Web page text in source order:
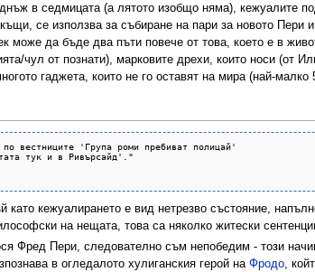
в седмицата (а лятото изобщо няма), кежуалите
се използва за събиране на пари за новото
може да бъде два пъти повече от това, което е в
чул от познати), марковите дрехи, които носи (от
гаджета, които не го оставят на мира (най-
вестниците 'Група роми пребиват полицай'
тук и в Ривърсайд'."
като кежуалирането е вид нетрезво състояние,
на нещата, това са няколко житески
Фред Пери, следователно съм непобедим - този
в огледалото хулиганския герой на Фродо,